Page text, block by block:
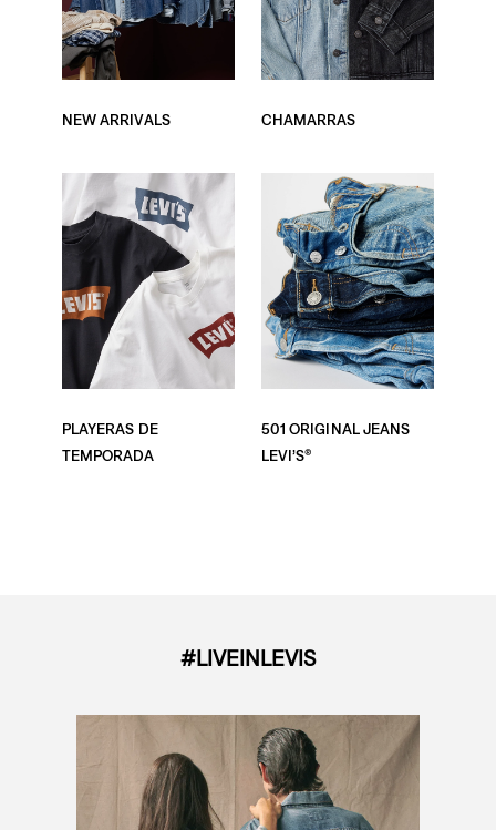
NEW ARRIVALS CHAMARRAS
PLAYERAS DE
TEMPORADA
501 ORIGINAL JEANS
LEVI’S®
#LIVEINLEVIS